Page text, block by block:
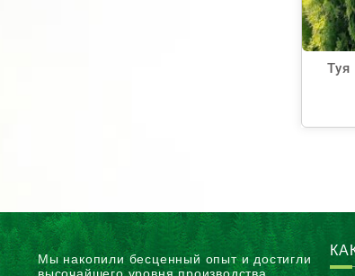
Мы накопили бесценный опыт и достигли